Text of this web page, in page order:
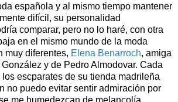
española y al mismo tiempo mantener
difícil, su personalidad
comparar, pero no lo haré, con otra
en el mismo mundo de la moda
muy diferentes, Elena Benarroch, amiga
y de Pedro Almodovar. Cada
escparates de su tienda madrileña
no puedo evitar sentir admiración por
me humedezcan de melancolía.